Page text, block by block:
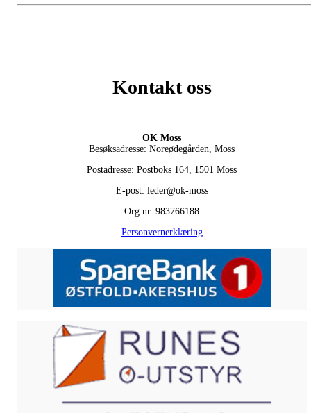
Kontakt oss
OK Moss
Besøksadresse: Noreødegården, Moss
Postadresse: Postboks 164, 1501 Moss
E-post: leder@ok-moss
Org.nr. 983766188
Personvernerklæring